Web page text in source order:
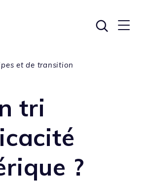
et de transition
tri
?